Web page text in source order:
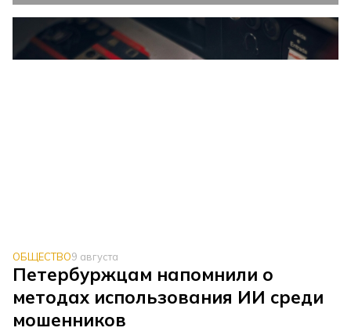
ОБЩЕСТВО9 августа
Петербуржцам напомнили о
методах использования ИИ среди
мошенников